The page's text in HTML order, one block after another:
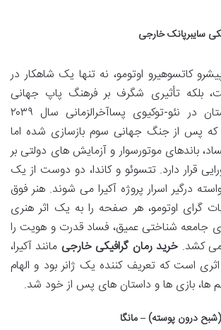
سایبرپانک خارجی
کاتسوهیرو اوتومو، نه تنها یک شاهکار در
بلکه تأثیری شگرف بر فرهنگ پاپ جهانی
گذاشته است. داستان در نئو-توکیوی پساآخرالزمانی سال ۲۰۳۹
که پس از جنگ جهانی سوم بازسازی شده اما
باندهای موتورسوار و آزمایش های دولتی بر
قرار دارد. تتسوئو و کاندا، دو دوست از یک
درگیر اسرار پروژه آکیرا می شوند. هنر فوق
گرای اوتومو، هر صفحه را به یک اثر هنری
جامعه شناختی عمیق، فساد قدرت و هویت را
کشد. خرید رمان گرافیکی خارجی مانند آکیرا،
است که تعریف کننده یک ژانر بود و الهام
ها، بازی ها و داستان های پس از خود شد.